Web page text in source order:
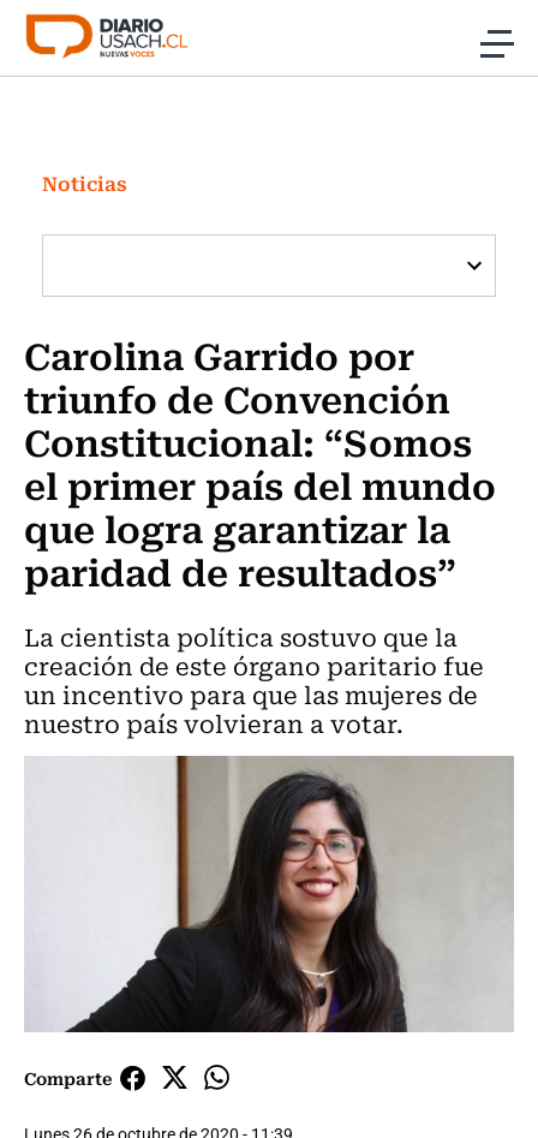
Click acá para ir directamente al contenido
Investigación
Cultura
Programas Radio y TV Usach
Noticias
Carolina Garrido por
triunfo de Convención
Constitucional: “Somos
el primer país del mundo
que logra garantizar la
paridad de resultados”
La cientista política sostuvo que la
creación de este órgano paritario fue
un incentivo para que las mujeres de
nuestro país volvieran a votar.
Comparte
Lunes 26 de octubre de 2020 - 11:39